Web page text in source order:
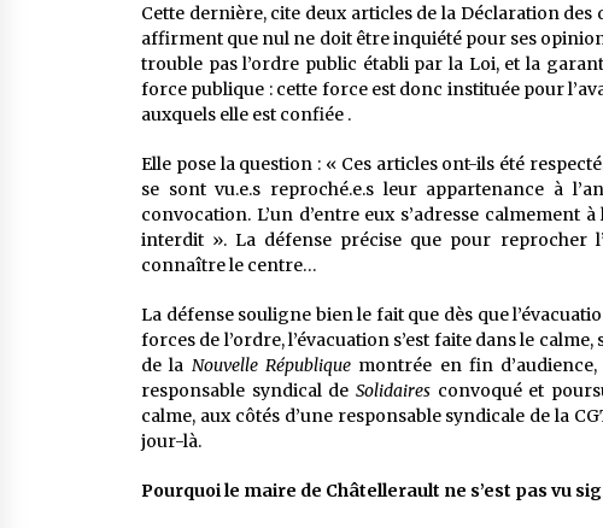
Cette dernière, cite deux articles de la Déclaration des
affirment que nul ne doit être inquiété pour ses
trouble pas l’ordre public établi par la Loi, et la
force publique : cette force est donc instituée pour
auxquels elle est confiée .
Elle pose la question : « Ces articles ont-ils été
se sont vu.e.s reproché.e.s leur appartenance à
convocation. L’un d’entre eux s’adresse calmement
interdit ». La défense précise que pour reprocher
connaître le centre…
La défense souligne bien le fait que dès que
forces de l’ordre, l’évacuation s’est faite dans le
de la Nouvelle République montrée en fin
responsable syndical de Solidairesconvoqué et
calme, aux côtés d’une responsable syndicale de la
jour-là.
Pourquoi le maire de Châtellerault ne s’est pas vu